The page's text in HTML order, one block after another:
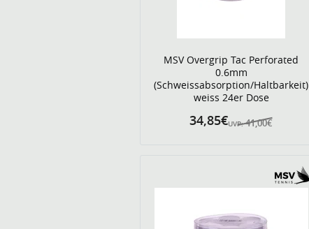
MSV Overgrip Tac Perforated
0.6mm
(Schweissabsorption/Haltbarkeit)
weiss 24er Dose
UVP: 41,00€
34,85€